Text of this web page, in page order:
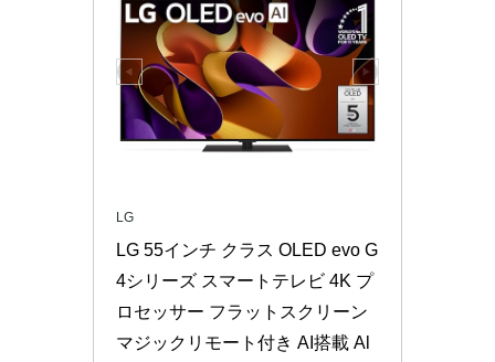
LG
LG 55インチ クラス OLED evo G
4シリーズ スマートテレビ 4K プ
ロセッサー フラットスクリーン
マジックリモート付き AI搭載 Al